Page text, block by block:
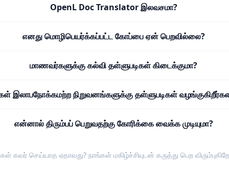
OpenL Doc Translator இலவசமா?
எனது மொழிபெயர்க்கப்பட்ட கோப்பை ஏன் பெறவில்லை?
மாணவர்களுக்கு கல்வி தள்ளுபடிகள் கிடைக்குமா?
இலாபநோக்கமற்ற நிறுவனங்களுக்கு தள்ளுபடிகள்
என்னால் திரும்பப் பெறுவதற்கு கோரிக்கை வைக்க முடியுமா?
கவர் செய்யாத ஏதாவது? நாங்கள் மகிழ்ச்சியுடன் கருத்து பெற